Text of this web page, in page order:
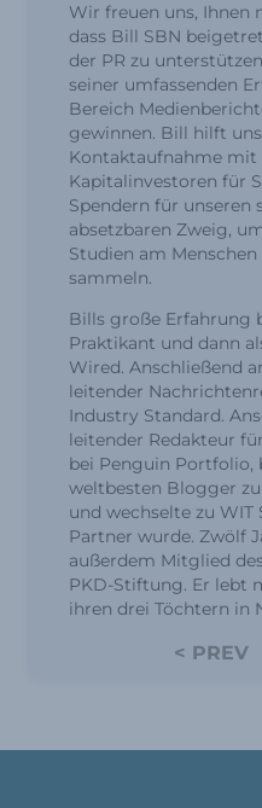
Wir freuen uns, Ihnen
dass Bill SBN
der PR zu
seiner umfassenden
Bereich
gewinnen. Bill hilft
Kontaktaufnahme mit
Kapitalinvestoren für
Spendern für unseren
absetzbaren Zweig,
Studien am
sammeln.
Bills große Erfahrung
Praktikant und dann
Wired. Anschließend
leitender
Industry Standard.
leitender Redakteur
bei Penguin Portfolio,
weltbesten Blogger
und wechselte zu WIT
Partner wurde. Zwölf
außerdem Mitglied
PKD-Stiftung. Er lebt
ihren drei Töchtern in
< PREV